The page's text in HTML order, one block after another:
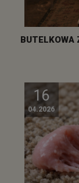
BUTELKOWA
16
04.2026